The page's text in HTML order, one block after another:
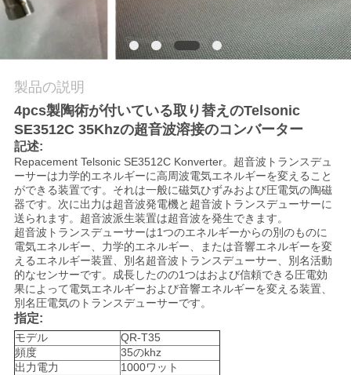
合
せ
ニ
ュ
ー
ス
ケ
ー
ス
製品の説明
4pcs製陶術が付いている取り替えのTelsonic
SE3512C 35Khzの超音波溶接のコンバーター
記述:
Repacement Telsonic SE3512C Konverter。超音波トランスデュ
ーサーは力学的エネルギーに高周波電気エネルギーを変えること
ができる装置です。それは一般に磁気ひずみおよび圧電気の陶磁
器です。次に出力は超音波発電機と超音波トランスデューサーに
送られます。超音波派生装置は超音波を発生できます。
超音波トランスデューサーは1つのエネルギーからの別のものに
電気エネルギー、力学的エネルギー、または音響エネルギーを変
えるエネルギー装置、別名超音波トランスデューサー、別名活動
的なセンサーです。成長したのの1つはおよび信頼できる圧電効
果によって電気エネルギーおよび音響エネルギーを変える装置、
別名圧電気のトランスデューサーです。
指定:
モデル
QR-T35
頻度
35のkhz
出力電力
1000ワット